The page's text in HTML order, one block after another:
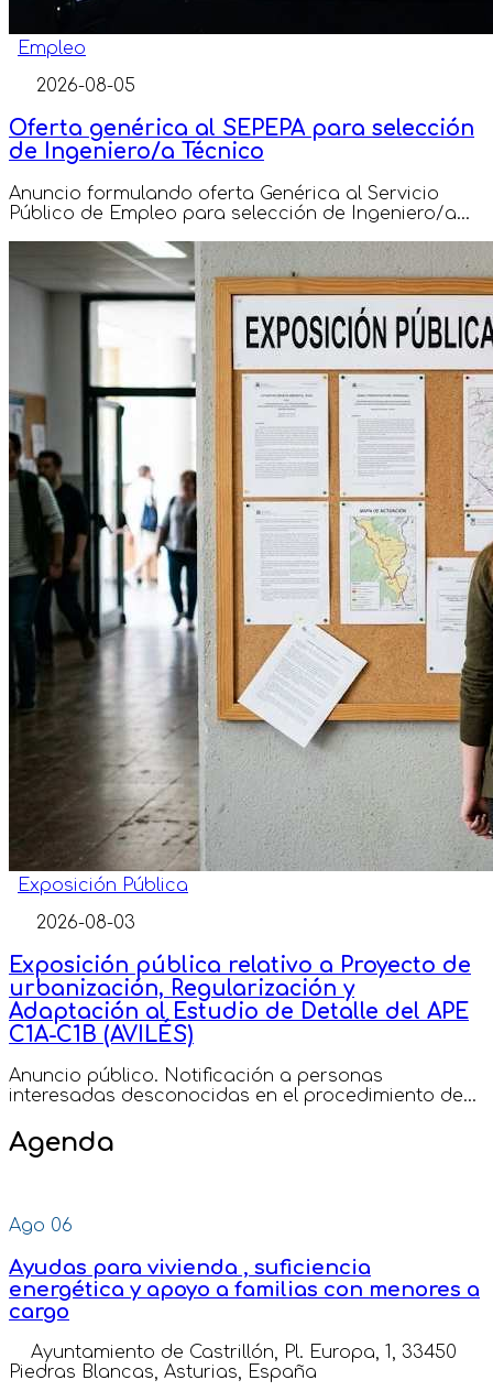
Empleo
2026-08-05
Oferta genérica al SEPEPA para selección
de Ingeniero/a Técnico
Anuncio formulando oferta Genérica al Servicio
Público de Empleo para selección de Ingeniero/a...
Exposición Pública
2026-08-03
Exposición pública relativo a Proyecto de
urbanización, Regularización y
Adaptación al Estudio de Detalle del APE
C1A-C1B (AVILÉS)
Anuncio público. Notificación a personas
interesadas desconocidas en el procedimiento de...
Agenda
Ago 06
Ayudas para vivienda , suficiencia
energética y apoyo a familias con menores a
cargo
Ayuntamiento de Castrillón, Pl. Europa, 1, 33450
Piedras Blancas, Asturias, España